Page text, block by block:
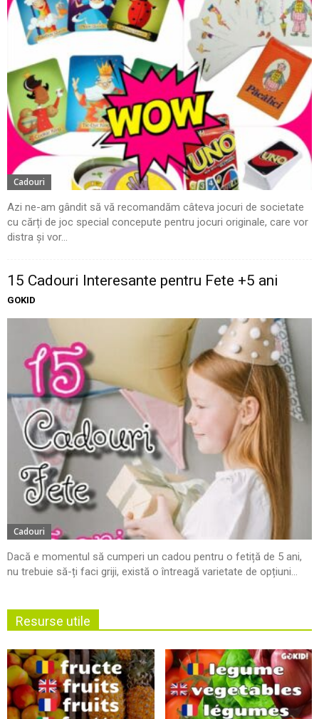
Cadouri
Azi ne-am gândit să vă recomandăm câteva jocuri de societate
cu cărți de joc special concepute pentru jocuri originale, care vor
distra și vor...
15 Cadouri Interesante pentru Fete +5 ani
GOKID
Cadouri
Dacă e momentul să cumperi un cadou pentru o fetiță de 5 ani,
nu trebuie să-ți faci griji, există o întreagă varietate de opțiuni...
Resurse utile